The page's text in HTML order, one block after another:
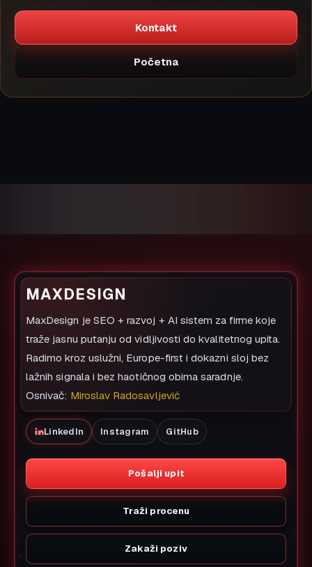
Kontakt
Početna
MAXDESIGN
MaxDesign je SEO + razvoj + AI sistem za firme koje
traže jasnu putanju od vidljivosti do kvalitetnog upita.
Radimo kroz uslužni, Europe-first i dokazni sloj bez
lažnih signala i bez haotičnog obima saradnje.
Osnivač: Miroslav Radosavljević
LinkedIn Instagram GitHub
Pošalji upit
Traži procenu
Zakaži poziv